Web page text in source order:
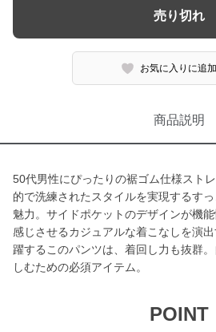
売り切れ
お気に入りに追
商品説明
50代男性にぴったりの裾ゴム仕様スト
的で洗練されたスタイルを実現するす
魅力。サイドポケットのデザインが機
感じさせるカジュアルな着こなしを演
躍するこのパンツは、着回し力も抜群
しむための必須アイテム。
POINT